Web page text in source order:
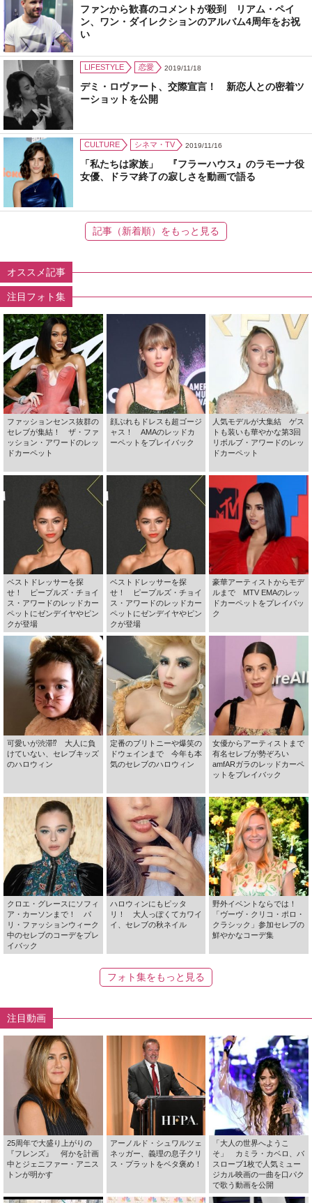
ファンから歓喜のコメントが殺到 リアム・ペイ
ン、ワン・ダイレクションのアルバム4周年をお祝
い
LIFESTYLE 恋愛 2019/11/18
デミ・ロヴァート、交際宣言！ 新恋人との密着ツ
ーショットを公開
CULTURE シネマ・TV 2019/11/16
「私たちは家族」 『フラーハウス』のラモーナ役
女優、ドラマ終了の寂しさを動画で語る
記事（新着順）をもっと見る
オススメ記事
注目フォト集
ファッションセンス抜群の
セレブが集結！ ザ・ファ
ッション・アワードのレッ
ドカーペット
顔ぶれもドレスも超ゴージ
ャス！ AMAのレッドカ
ーペットをプレイバック
人気モデルが大集結 ゲス
トも装いも華やかな第3回
リボルブ・アワードのレッ
ドカーペット
ベストドレッサーを探
せ！ ピープルズ・チョイ
ス・アワードのレッドカー
ペットにゼンデイヤやピン
クが登場
ベストドレッサーを探
せ！ ピープルズ・チョイ
ス・アワードのレッドカー
ペットにゼンデイヤやピン
クが登場
豪華アーティストからモデ
ルまで MTV EMAのレッ
ドカーペットをプレイバッ
ク
可愛いが渋滞⁉ 大人に負
けていない、セレブキッズ
のハロウィン
定番のブリトニーや爆笑の
ドウェインまで 今年も本
気のセレブのハロウィン
女優からアーティストまで
有名セレブが勢ぞろい
amfARガラのレッドカーペ
ットをプレイバック
クロエ・グレースにソフィ
ア・カーソンまで！ パ
リ・ファッションウィーク
中のセレブのコーデをプレ
イバック
ハロウィンにもピッタ
リ！ 大人っぽくてカワイ
イ、セレブの秋ネイル
野外イベントならでは！
「ヴーヴ・クリコ・ポロ・
クラシック」参加セレブの
鮮やかなコーデ集
フォト集をもっと見る
注目動画
25周年で大盛り上がりの
『フレンズ』 何かを計画
中とジェニファー・アニス
トンが明かす
アーノルド・シュワルツェ
ネッガー、義理の息子クリ
ス・プラットをベタ褒め！
「大人の世界へようこ
そ」 カミラ・カベロ、バ
スローブ1枚で人気ミュー
ジカル映画の一曲を口パク
で歌う動画を公開